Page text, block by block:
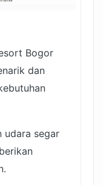
Bogor
dan
udara segar